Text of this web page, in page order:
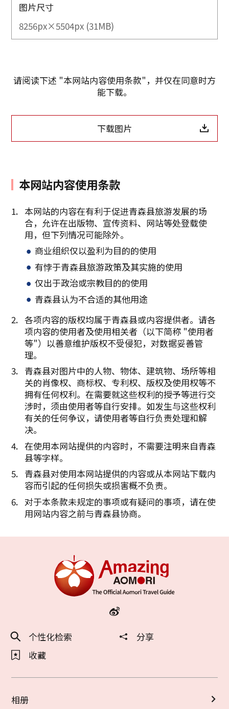
图片尺寸
8256px×5504px (31MB)
请阅读下述 "本网站内容使用条款"，并仅在同意时方
能下载。
下载图片
本网站内容使用条款
本网站的内容在有利于促进青森县旅游发展的场
合，允许在出版物、宣传资料、网站等处登载使
用，但下列情况可能除外。
商业组织仅以盈利为目的的使用
有悖于青森县旅游政策及其实施的使用
仅出于政治或宗教目的的使用
青森县认为不合适的其他用途
各项内容的版权均属于青森县或内容提供者。请各
项内容的使用者及使用相关者（以下简称 "使用者
等"）以善意维护版权不受侵犯，对数据妥善管
理。
青森县对图片中的人物、物体、建筑物、场所等相
关的肖像权、商标权、专利权、版权及使用权等不
拥有任何权利。在需要就这些权利的授予等进行交
涉时，须由使用者等自行安排。如发生与这些权利
有关的任何争议，请使用者等自行负责处理和解
决。
在使用本网站提供的内容时，不需要注明来自青森
县等字样。
青森县对使用本网站提供的内容或从本网站下载内
容而引起的任何损失或损害概不负责。
对于本条款未规定的事项或有疑问的事项，请在使
用网站内容之前与青森县协商。
个性化检索
分享
收藏
相册
复制链接